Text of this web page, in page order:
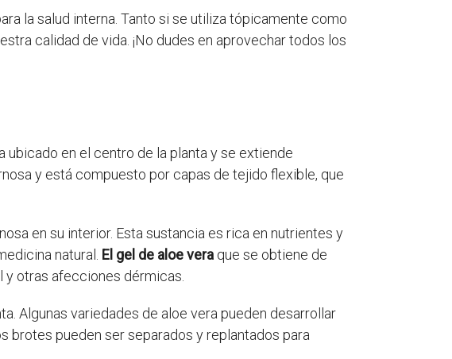
la salud interna. Tanto si se utiliza tópicamente como
calidad de vida. ¡No dudes en aprovechar todos los
ubicado en el centro de la planta y se extiende
y está compuesto por capas de tejido flexible, que
en su interior. Esta sustancia es rica en nutrientes y
natural. El gel de aloe vera que se obtiene de
y otras afecciones dérmicas.
Algunas variedades de aloe vera pueden desarrollar
brotes pueden ser separados y replantados para